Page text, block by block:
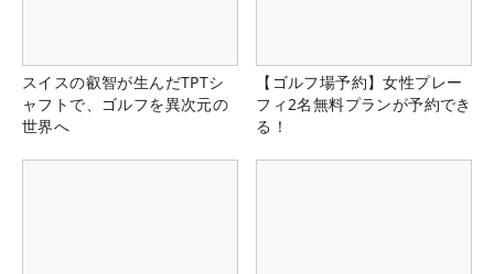
スイスの叡智が生んだTPTシ
ャフトで、ゴルフを異次元の
世界へ
【ゴルフ場予約】女性プレー
フィ2名無料プランが予約でき
る！